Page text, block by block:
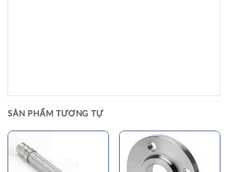
SẢN PHẨM TƯƠNG TỰ